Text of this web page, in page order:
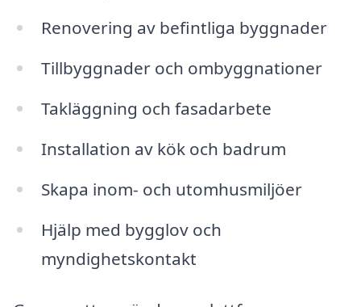
Renovering av befintliga byggnader
Tillbyggnader och ombyggnationer
Takläggning och fasadarbete
Installation av kök och badrum
Skapa inom- och utomhusmiljöer
Hjälp med bygglov och
myndighetskontakt